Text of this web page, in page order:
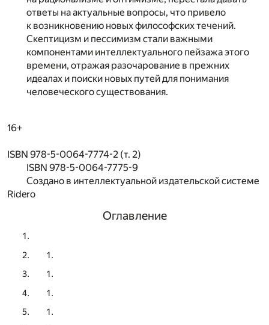
ответы на актуальные вопросы, что привело
к возникновению новых философских течений.
Скептицизм и пессимизм стали важными
компонентами интеллектуального пейзажа этого
времени, отражая разочарование в прежних
идеалах и поиски новых путей для понимания
человеческого существования.
16+
ISBN 978-5-0064-7774-2 (т. 2)
ISBN 978-5-0064-7775-9
Создано в интеллектуальной издательской системе
Ridero
Оглавление